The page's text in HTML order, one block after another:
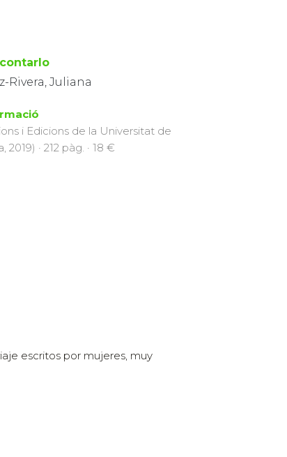
Rivera, Juliana
i Edicions de la Universitat de
2019) · 212 pàg. · 18 €
escritos por mujeres, muy